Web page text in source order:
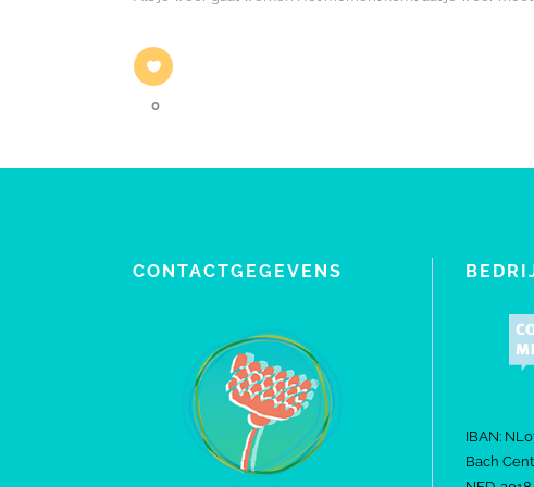
0
CONTACTGEGEVENS
IBAN:
Bach